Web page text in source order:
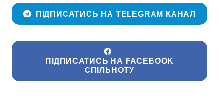
ПІДПИСАТИСЬ НА TELEGRAM КАНАЛ
ПІДПИСАТИСЬ НА FACEBOOK
СПІЛЬНОТУ